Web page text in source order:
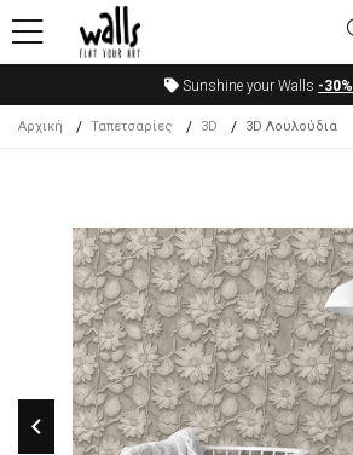
Sunshine your Walls -30%
Αρχική Ταπετσαρίες 3D 3D Λουλούδια